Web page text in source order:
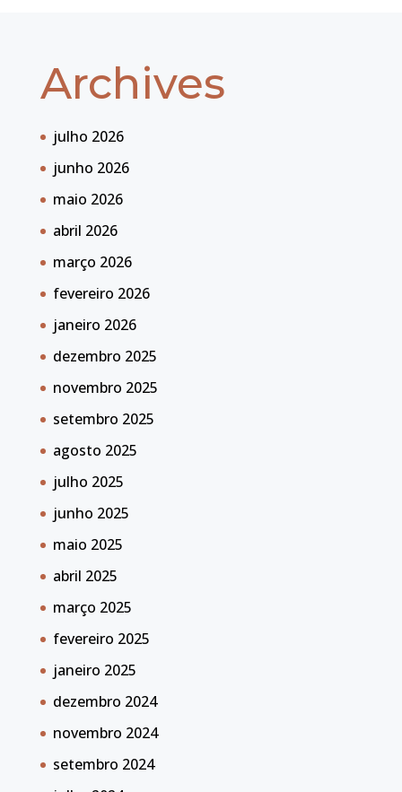
Archives
julho 2026
junho 2026
maio 2026
abril 2026
março 2026
fevereiro 2026
janeiro 2026
dezembro 2025
novembro 2025
setembro 2025
agosto 2025
julho 2025
junho 2025
maio 2025
abril 2025
março 2025
fevereiro 2025
janeiro 2025
dezembro 2024
novembro 2024
setembro 2024